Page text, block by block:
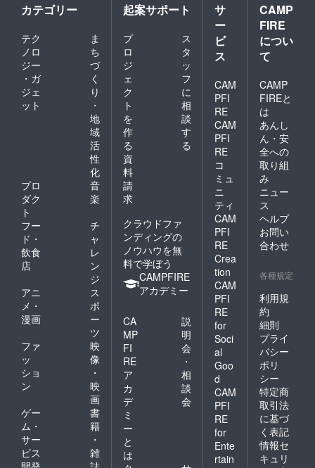
カテゴリー
テク
ノロ
ジー
・ガ
ジェ
ット
ま
ち
づ
く
り
・
地
域
活
性
化
プロ
ダク
ト
音
楽
フー
ド・
飲食
店
チ
ャ
レ
ン
ジ
アニ
メ・
漫画
ス
ポ
ー
ツ
ファ
ッ
ショ
ン
映
像
・
映
画
ゲー
ム・
サー
ビス
書
籍
・
雑
起案サポート
プ
ロ
ジ
ェ
ク
ト
を
作
る
ス
タ
ッ
フ
に
相
談
す
る
資
料
請
求
クラウドファ
ンディングの
ノウハウを無
料で学ぼう
CAMPFIRE
アカデミー
CA
MP
FI
RE
ア
カ
デ
ミ
ー
と
は
説
明
会
・
相
談
会
サ
ー
ビ
ス
CAM
PFI
RE
CAM
PFI
RE
コ
ミュ
ニ
ティ
CAM
PFI
RE
Crea
tion
CAM
PFI
RE
for
Soci
al
Goo
d
CAM
PFI
RE
for
Ente
rtain
CAMP
FIRE
につい
て
CAMP
FIREと
は
あんし
ん・安
全への
取り組
み
ニュー
ス
ヘルプ
お問い
合わせ
各種規定
利用規
約
細則
プライ
バシー
ポリ
シー
特定商
取引法
に基づ
く表記
情報セ
キュリ